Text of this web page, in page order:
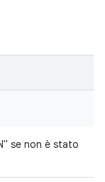
se non è stato